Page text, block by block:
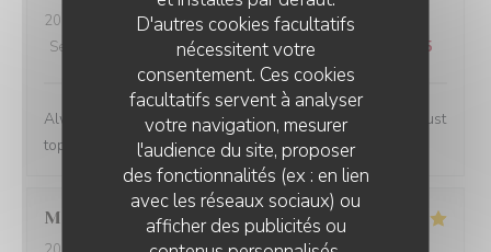
D'autres cookies facultatifs
nécessitent votre
consentement. Ces cookies
facultatifs servent à analyser
votre navigation, mesurer
l'audience du site, proposer
des fonctionnalités (ex : en lien
avec les réseaux sociaux) ou
afficher des publicités ou
2024-02-07
- 13:00 - Couverts 2
Service
Ambiance:4/5 Cuisine:5/5 /5
Always a lovely place to lunch and the personnel are just
top notch.
Marwan